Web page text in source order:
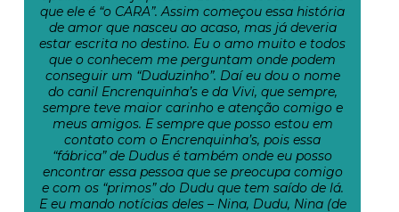
que ele é “o CARA”. Assim começou essa história
de amor que nasceu ao acaso, mas já deveria
estar escrita no destino. Eu o amo muito e todos
que o conhecem me perguntam onde podem
conseguir um “Duduzinho”. Daí eu dou o nome
do canil Encrenquinha’s e da Vivi, que sempre,
sempre teve maior carinho e atenção comigo e
meus amigos. E sempre que posso estou em
contato com o Encrenquinha’s, pois essa
“fábrica” de Dudus é também onde eu posso
encontrar essa pessoa que se preocupa comigo
e com os “primos” do Dudu que tem saído de lá.
E eu mando notícias deles – Nina, Dudu, Nina (de